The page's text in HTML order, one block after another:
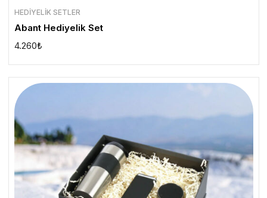
HEDIYELIK SETLER
Abant Hediyelik Set
4.260₺